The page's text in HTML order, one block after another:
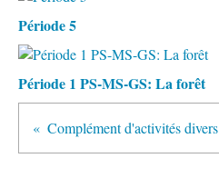
Période 5
Période 1 PS-MS-GS: La forêt
Complément d'activités divers